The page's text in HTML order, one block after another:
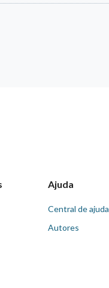
Ajuda
Central de ajuda
Autores